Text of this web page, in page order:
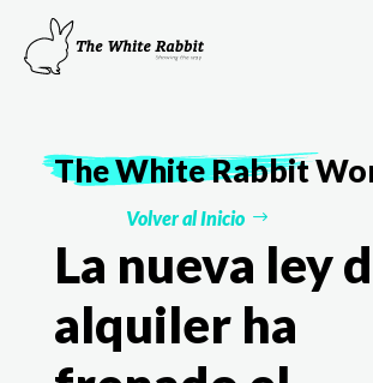
The White Rabbit
Volver al Inicio
La nueva ley
alquiler ha